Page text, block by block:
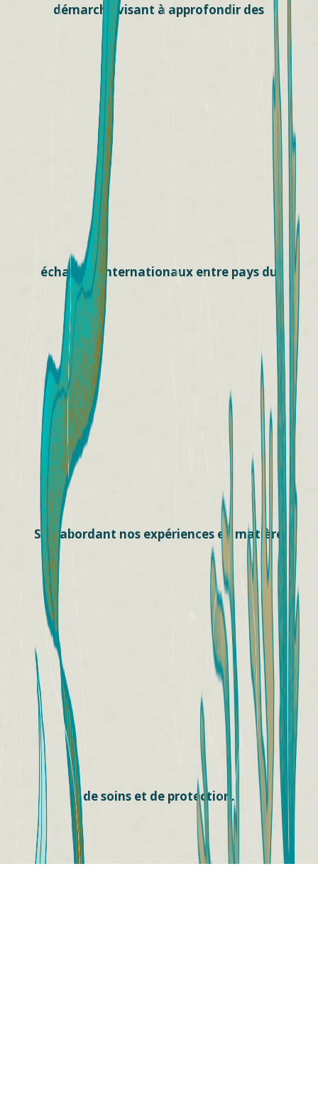
démarche visant à approfondir des
échanges internationaux entre pays du
Sud abordant nos expériences en matière
de soins et de protection.